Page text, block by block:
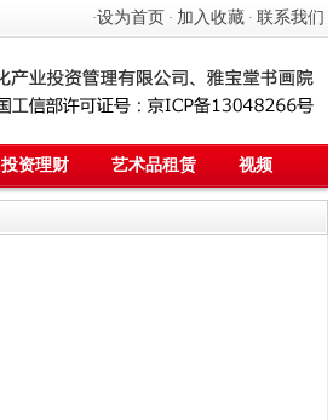
·设为首页 · 加入收藏 · 联系我们
投资理财 艺术品租赁 视频